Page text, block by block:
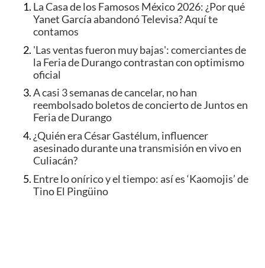
La Casa de los Famosos México 2026: ¿Por qué
Yanet García abandonó Televisa? Aquí te
contamos
'Las ventas fueron muy bajas': comerciantes de
la Feria de Durango contrastan con optimismo
oficial
A casi 3 semanas de cancelar, no han
reembolsado boletos de concierto de Juntos en
Feria de Durango
¿Quién era César Gastélum, influencer
asesinado durante una transmisión en vivo en
Culiacán?
Entre lo onírico y el tiempo: así es ‘Kaomojis’ de
Tino El Pingüino